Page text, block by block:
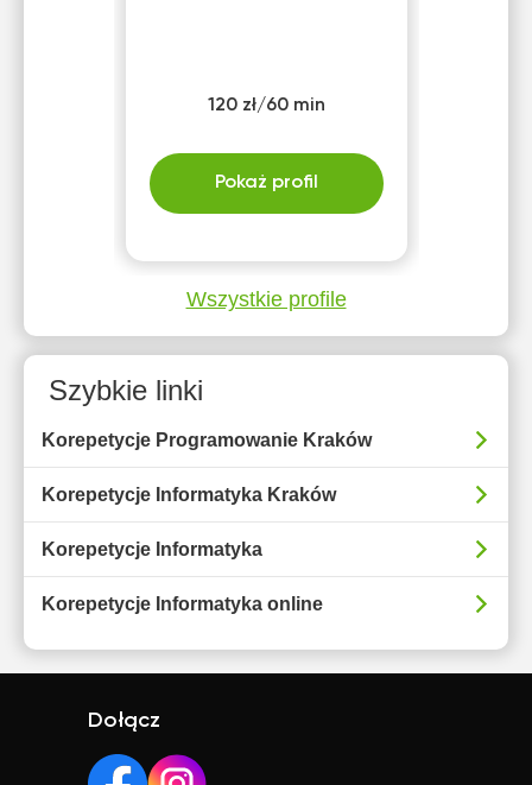
120 zł/60 min
Pokaż profil
Wszystkie profile
Szybkie linki
Korepetycje Programowanie Kraków
Korepetycje Informatyka Kraków
Korepetycje Informatyka
Korepetycje Informatyka online
Dołącz